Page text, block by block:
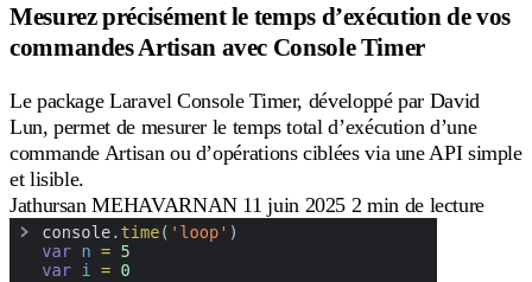
Mesurez précisément le temps d’exécution de vos
commandes Artisan avec Console Timer
Le package Laravel Console Timer, développé par David
Lun, permet de mesurer le temps total d’exécution d’une
commande Artisan ou d’opérations ciblées via une API simple
et lisible.
Jathursan MEHAVARNAN 11 juin 2025 2 min de lecture